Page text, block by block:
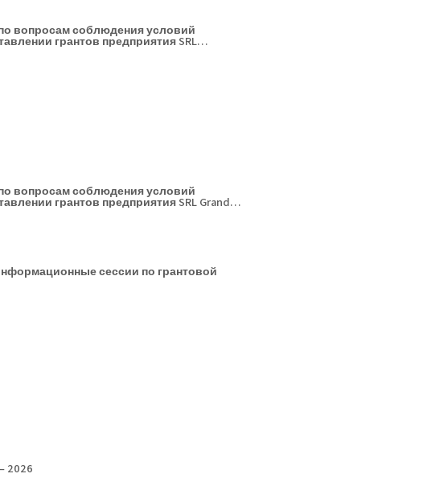
вопросам соблюдения условий
грантов предприятия SRL
вопросам соблюдения условий
грантов предприятия SRL Grand
сессии по грантовой
2026